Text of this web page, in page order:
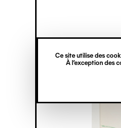
Ce site utilise des
À l’exception des
principal
verticale